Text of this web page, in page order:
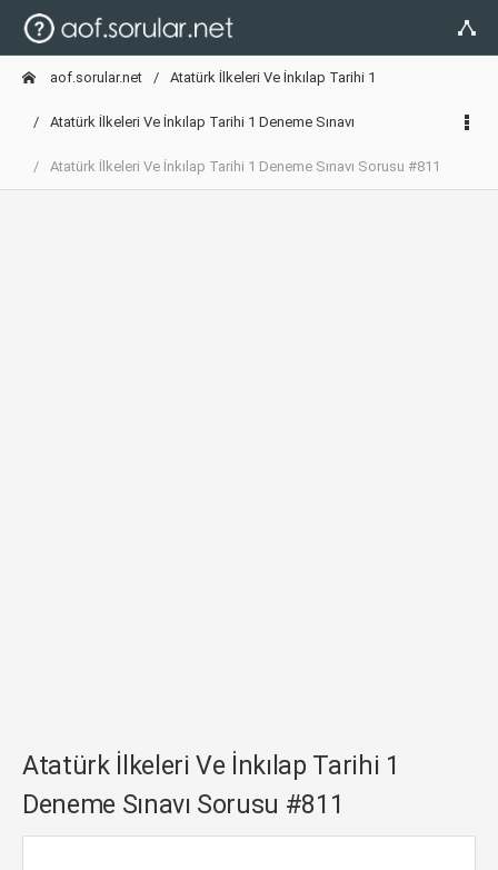
aof.sorular.net Atatürk İlkeleri Ve İnkılap Tarihi 1
Atatürk İlkeleri Ve İnkılap Tarihi 1 Deneme Sınavı
Atatürk İlkeleri Ve İnkılap Tarihi 1 Deneme Sınavı Sorusu #811
Atatürk İlkeleri Ve İnkılap Tarihi 1
Deneme Sınavı Sorusu #811